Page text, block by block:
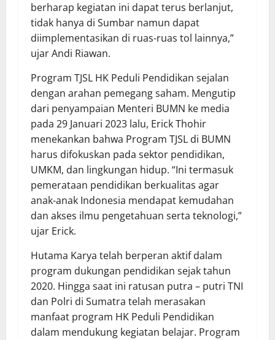
berharap kegiatan ini dapat terus berlanjut,
tidak hanya di Sumbar namun dapat
diimplementasikan di ruas-ruas tol lainnya,”
ujar Andi Riawan.
Program TJSL HK Peduli Pendidikan sejalan
dengan arahan pemegang saham. Mengutip
dari penyampaian Menteri BUMN ke media
pada 29 Januari 2023 lalu, Erick Thohir
menekankan bahwa Program TJSL di BUMN
harus difokuskan pada sektor pendidikan,
UMKM, dan lingkungan hidup. “Ini termasuk
pemerataan pendidikan berkualitas agar
anak-anak Indonesia mendapat kemudahan
dan akses ilmu pengetahuan serta teknologi,”
ujar Erick.
Hutama Karya telah berperan aktif dalam
program dukungan pendidikan sejak tahun
2020. Hingga saat ini ratusan putra – putri TNI
dan Polri di Sumatra telah merasakan
manfaat program HK Peduli Pendidikan
dalam mendukung kegiatan belajar. Program